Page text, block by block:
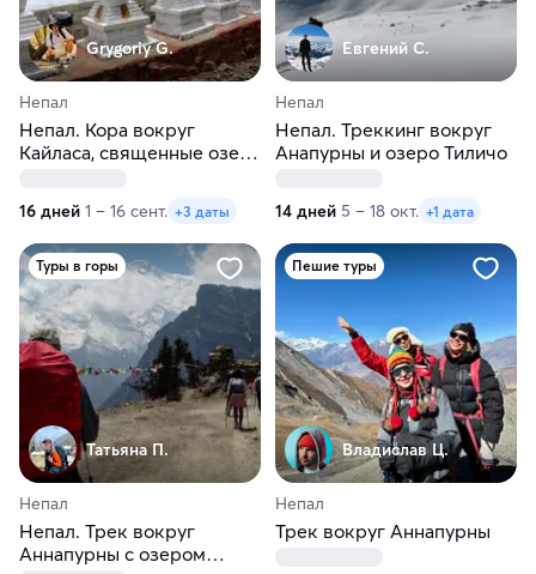
Grygoriy G.
Непал
Непал. Кора вокруг
Кайласа, священные озера
Тал: символизм и
паломничество
16 дней 1 – 16 сент. +3 даты
Евгений С.
Непал
Непал. Треккинг вокруг
Анапурны и озеро Тиличо
14 дней 5 – 18 окт. +1 дата
Туры в горы
Татьяна П.
Непал
Непал. Трек вокруг
Аннапурны с озером
Пешие туры
Владислав Ц.
Непал
Трек вокруг Аннапурны